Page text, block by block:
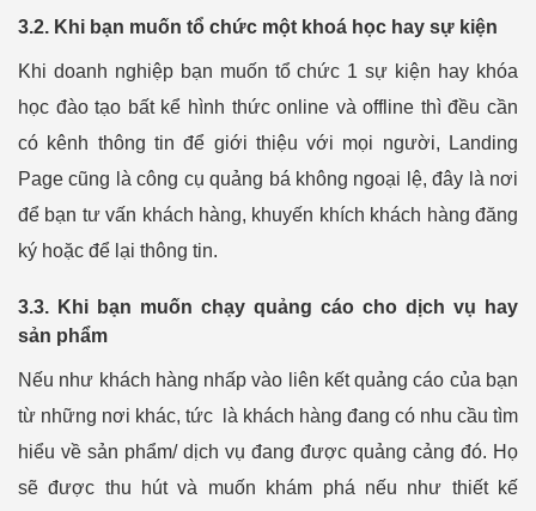
3.2. Khi bạn muốn tổ chức một khoá học hay sự kiện
Khi doanh nghiệp bạn muốn tổ chức 1 sự kiện hay khóa
học đào tạo bất kể hình thức online và offline thì đều cần
có kênh thông tin để giới thiệu với mọi người, Landing
Page cũng là công cụ quảng bá không ngoại lệ, đây là nơi
để bạn tư vấn khách hàng, khuyến khích khách hàng đăng
ký hoặc để lại thông tin.
3.3. Khi bạn muốn chạy quảng cáo cho dịch vụ hay
sản phẩm
Nếu như khách hàng nhấp vào liên kết quảng cáo của bạn
từ những nơi khác, tức là khách hàng đang có nhu cầu tìm
hiểu về sản phẩm/ dịch vụ đang được quảng cảng đó. Họ
sẽ được thu hút và muốn khám phá nếu như thiết kế